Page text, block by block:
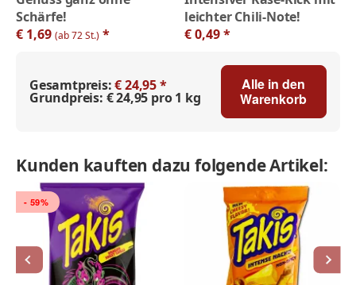
Schärfe!
€ 1,69 (ab 72 St.) *
leichter Chili-Note!
€ 0,49*
Gesamtpreis:€ 24,95 *
Grundpreis: € 24,95 pro 1 kg
Alle in den
Warenkorb
Kunden kauften dazu folgende Artikel:
- 59%